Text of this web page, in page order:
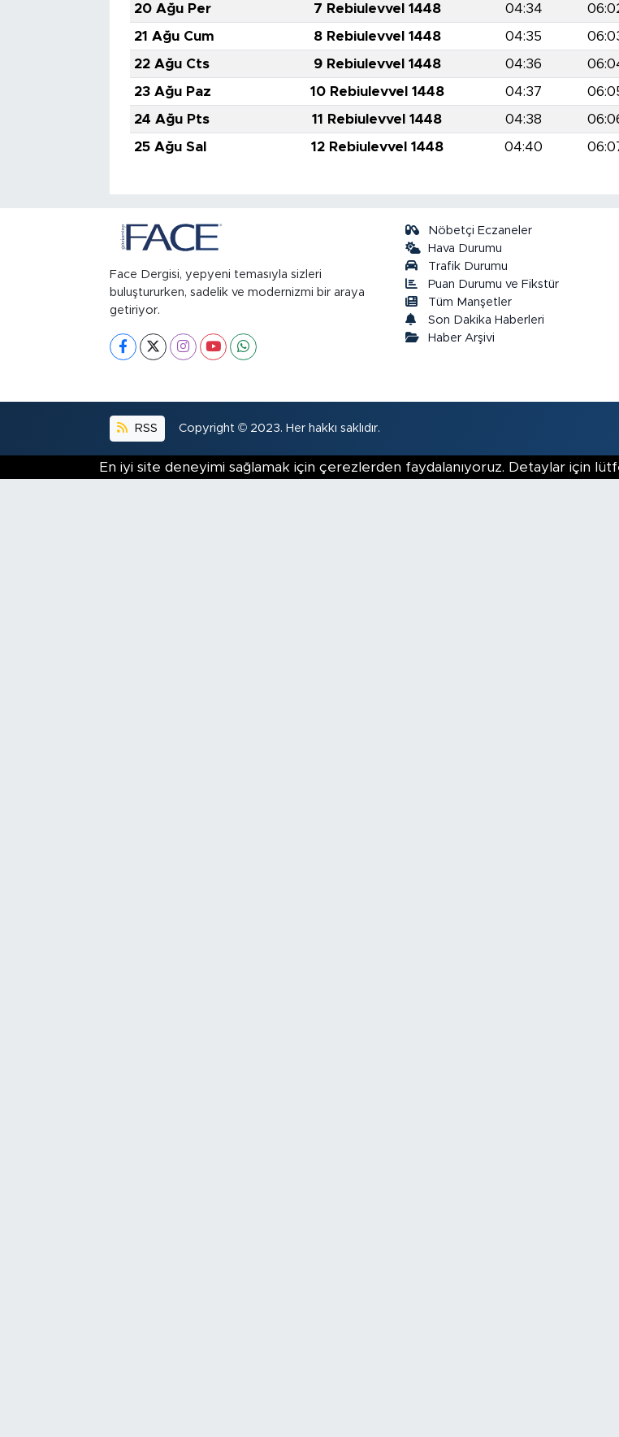
20 Ağu Per
7 Rebiulevvel 1448 04:34
21 Ağu Cum
8 Rebiulevvel 1448 04:35
22 Ağu Cts
9 Rebiulevvel 1448 04:36
23 Ağu Paz
10 Rebiulevvel 1448 04:37
24 Ağu Pts
11 Rebiulevvel 1448 04:38
25 Ağu Sal
12 Rebiulevvel 1448 04:40
Face Dergisi, yepyeni temasıyla sizleri
buluştururken, sadelik ve modernizmi bir araya
getiriyor.
Nöbetçi Eczaneler
Hava Durumu
Trafik Durumu
Puan Durumu ve Fikstür
Tüm Manşetler
Son Dakika Haberleri
Haber Arşivi
RSS Copyright © 2023. Her hakkı saklıdır.
En iyi site deneyimi sağlamak için çerezlerden faydalanıyoruz. Detaylar için